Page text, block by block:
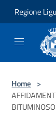
Regione
Home >